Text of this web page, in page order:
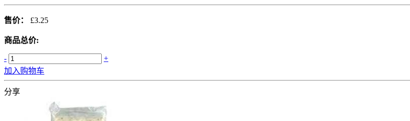
售价： £3.25
商品总价:
-
+
加入购物车
分享